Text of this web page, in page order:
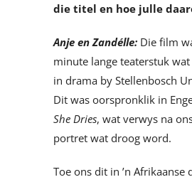
die titel en hoe julle
Anje en Zandélle:Die film
minute lange teaterstuk
in drama by Stellenbosch
Dit was oorspronklik in
She Dries, wat verwys na
portret wat droog word.
Toe ons dit in ’n Afrikaanse